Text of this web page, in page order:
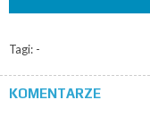
Tagi: -
KOMENTARZE